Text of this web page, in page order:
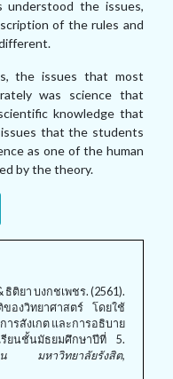
understood the issues,
of the rules and
the issues that most
was science that
knowledge that
issues that the students
as one of the human
by the theory.
ติยา บงกชเพชร. (2561).
ของวิทยาศาสตร์ โดยใช้
รสังเกต และการอธิบาย
ยนชั้นมัธยมศึกษาปีที่ 5.
อน มหาวิทยาลัยรังสิต,